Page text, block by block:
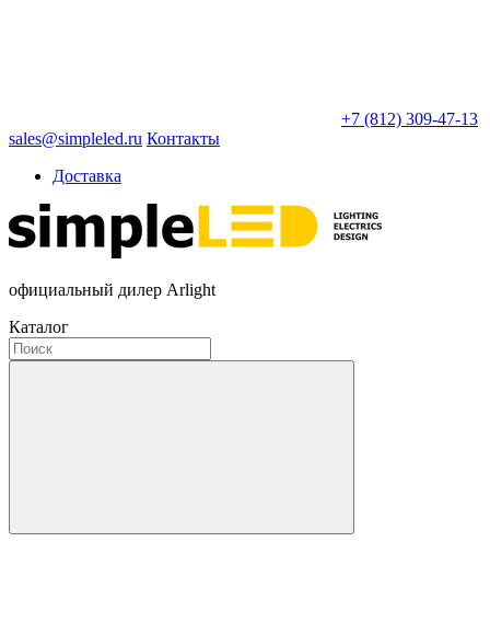
+7 (812) 309-47-13
sales@simpleled.ru Контакты
Доставка
официальный дилер Arlight
Каталог